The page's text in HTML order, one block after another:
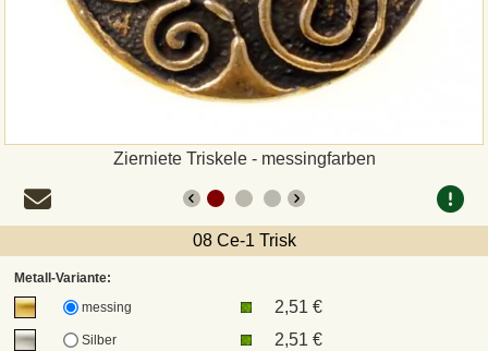
Zierniete Triskele - messingfarben
08 Ce-1 Trisk
Metall-Variante:
messing
2,51 €
Silber 2,51 €
Vorkasse
UPS
DHL Paket
DPD